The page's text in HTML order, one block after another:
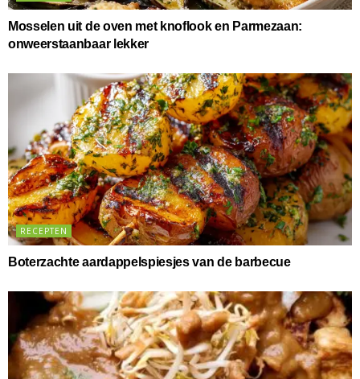
Mosselen uit de oven met knoflook en Parmezaan:
onweerstaanbaar lekker
RECEPTEN
Boterzachte aardappelspiesjes van de barbecue